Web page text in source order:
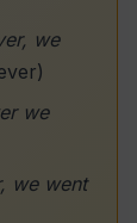
we
we
we went